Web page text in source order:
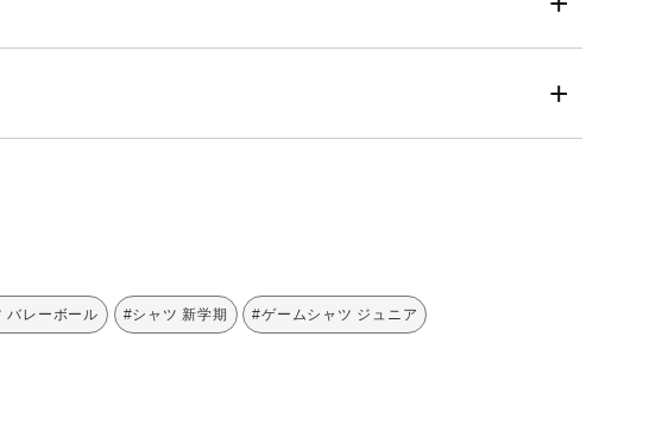
バレーボール #シャツ 新学期 #ゲームシャツ ジュニア